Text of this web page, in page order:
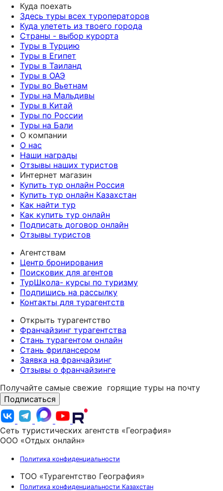
Куда поехать
Здесь туры всех туроператоров
Куда улететь из твоего города
Страны - выбор курорта
Туры в Турцию
Туры в Египет
Туры в Таиланд
Туры в ОАЭ
Туры во Вьетнам
Туры на Мальдивы
Туры в Китай
Туры по России
Туры на Бали
О компании
О нас
Наши награды
Отзывы наших туристов
Интернет магазин
Купить тур онлайн Россия
Купить тур онлайн Казахстан
Как найти тур
Как купить тур онлайн
Подписать договор онлайн
Отзывы туристов
Агентствам
Центр бронирования
Поисковик для агентов
ТурШкола- курсы по туризму
Подпишись на рассылку
Контакты для турагентств
Открыть турагентство
Франчайзинг турагентства
Стань турагентом онлайн
Стань фрилансером
Заявка на франчайзинг
Отзывы о франчайзинге
Получайте самые свежие горящие туры на почту
Подписаться
Сеть туристических агентств «География»
ООО «Отдых онлайн»
Политика конфиденциальности
ТОО «Турагентство География»
Политика конфиденциальности Казахстан